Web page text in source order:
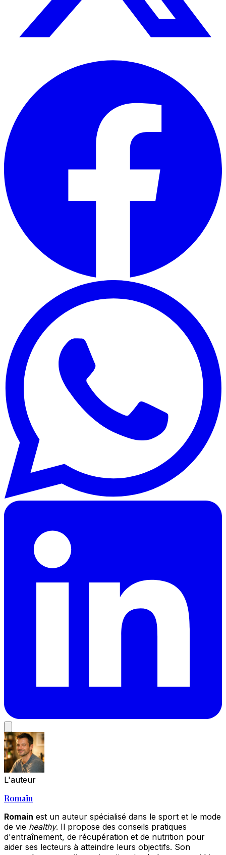
L'auteur
Romain
Romain est un auteur spécialisé dans le sport et le mode
de vie healthy. Il propose des conseils pratiques
d'entraînement, de récupération et de nutrition pour
aider ses lecteurs à atteindre leurs objectifs. Son